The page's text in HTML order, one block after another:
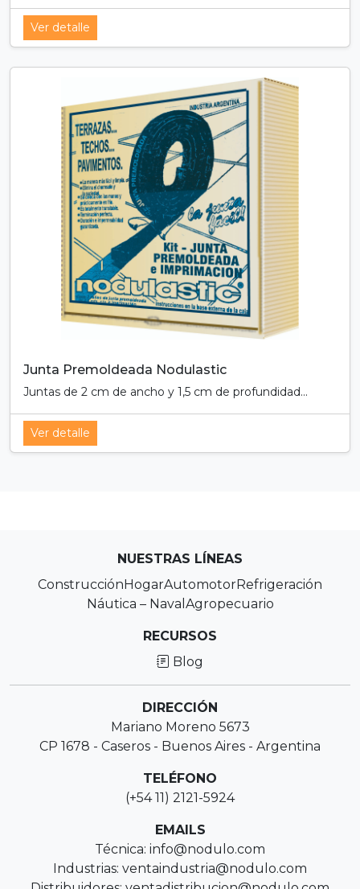
Ver detalle
Junta Premoldeada Nodulastic
Juntas de 2 cm de ancho y 1,5 cm de profundidad...
Ver detalle
NUESTRAS LÍNEAS
ConstrucciónHogarAutomotorRefrigeración
Náutica – Naval Agropecuario
RECURSOS
Blog
DIRECCIÓN
Mariano Moreno 5673
CP 1678 - Caseros - Buenos Aires - Argentina
TELÉFONO
(+54 11) 2121-5924
EMAILS
Técnica: info@nodulo.com
Industrias: ventaindustria@nodulo.com